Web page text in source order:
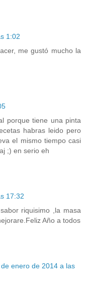
1:02
me gustó mucho la
porque tiene una pinta
habras leido pero
el mismo tiempo casi
;) en serio eh
17:32
riquisimo ,la masa
Año a todos
enero de 2014 a las